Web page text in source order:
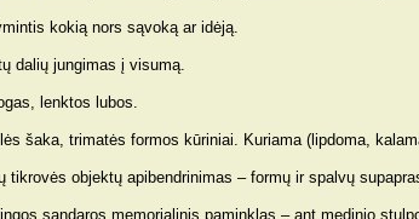
kokią nors sąvoką ar idėją.
dalių jungimas į visumą.
lenktos lubos.
šaka, trimatės formos kūriniai. Kuriama (lipdoma,
tikrovės objektų apibendrinimas – formų ir spalvų
sandaros memorialinis paminklas – ant medinio